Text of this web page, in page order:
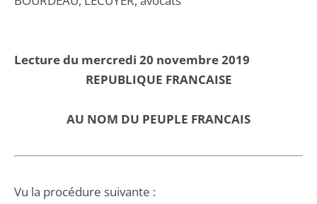
Lecture du mercredi 20 novembre 2019
REPUBLIQUE FRANCAISE
AU NOM DU PEUPLE FRANCAIS
Vu la procédure suivante :